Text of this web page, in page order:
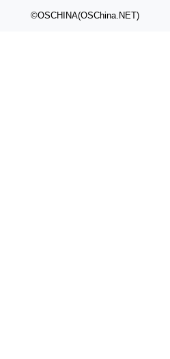
©OSCHINA(OSChina.NET)